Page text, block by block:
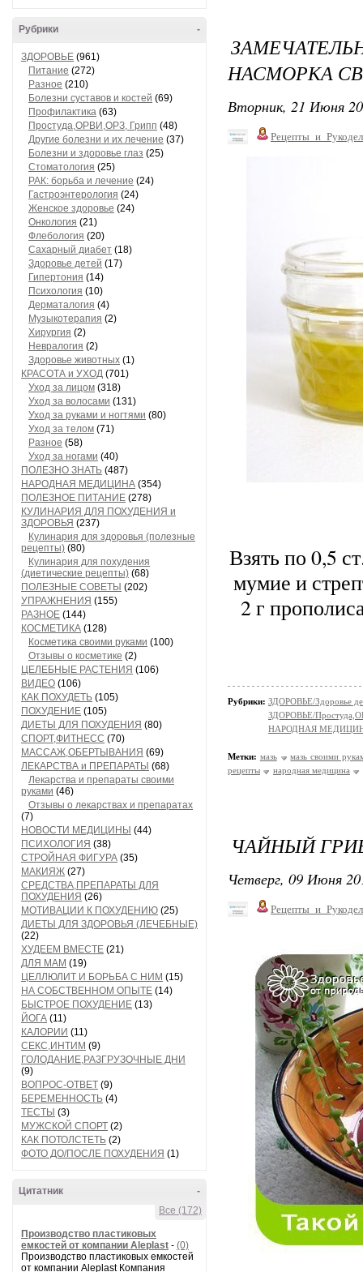
-
Рубрики
ЗДОРОВЬЕ (961)
Питание (272)
Разное (210)
Болезни суставов и костей (69)
Профилактика (63)
Простуда,ОРВИ,ОРЗ, Грипп (48)
Другие болезни и их лечение (37)
Болезни и здоровье глаз (25)
Стоматология (25)
РАК: борьба и лечение (24)
Гастроэнтерология (24)
Женское здоровье (24)
Онкология (21)
Флебология (20)
Сахарный диабет (18)
Здоровье детей (17)
Гипертония (14)
Психология (10)
Дерматалогия (4)
Музыкотерапия (2)
Хирургия (2)
Невралогия (2)
Здоровье животных (1)
КРАСОТА и УХОД (701)
Уход за лицом (318)
Уход за волосами (131)
Уход за руками и ногтями (80)
Уход за телом (71)
Разное (58)
Уход за ногами (40)
ПОЛЕЗНО ЗНАТЬ (487)
НАРОДНАЯ МЕДИЦИНА (354)
ПОЛЕЗНОЕ ПИТАНИЕ (278)
КУЛИНАРИЯ ДЛЯ ПОХУДЕНИЯ и
ЗДОРОВЬЯ (237)
Кулинария для здоровья (полезные
рецепты) (80)
Кулинария для похудения
(диетические рецепты) (68)
ПОЛЕЗНЫЕ СОВЕТЫ (202)
УПРАЖНЕНИЯ (155)
РАЗНОЕ (144)
КОСМЕТИКА (128)
Косметика своими руками (100)
Отзывы о косметике (2)
ЦЕЛЕБНЫЕ РАСТЕНИЯ (106)
ВИДЕО (106)
КАК ПОХУДЕТЬ (105)
ПОХУДЕНИЕ (105)
ДИЕТЫ ДЛЯ ПОХУДЕНИЯ (80)
СПОРТ,ФИТНЕСС (70)
МАССАЖ,ОБЕРТЫВАНИЯ (69)
ЛЕКАРСТВА и ПРЕПАРАТЫ (68)
Лекарства и препараты своими
руками (46)
Отзывы о лекарствах и препаратах
(7)
НОВОСТИ МЕДИЦИНЫ (44)
ПСИХОЛОГИЯ (38)
СТРОЙНАЯ ФИГУРА (35)
МАКИЯЖ (27)
СРЕДСТВА,ПРЕПАРАТЫ ДЛЯ
ПОХУДЕНИЯ (26)
МОТИВАЦИИ К ПОХУДЕНИЮ (25)
ДИЕТЫ ДЛЯ ЗДОРОВЬЯ (ЛЕЧЕБНЫЕ)
(22)
ХУДЕЕМ ВМЕСТЕ (21)
ДЛЯ МАМ (19)
ЦЕЛЛЮЛИТ И БОРЬБА С НИМ (15)
НА СОБСТВЕННОМ ОПЫТЕ (14)
БЫСТРОЕ ПОХУДЕНИЕ (13)
ЙОГА (11)
КАЛОРИИ (11)
СЕКС,ИНТИМ (9)
ГОЛОДАНИЕ,РАЗГРУЗОЧНЫЕ ДНИ
(9)
ВОПРОС-ОТВЕТ (9)
БЕРЕМЕННОСТЬ (4)
ТЕСТЫ (3)
МУЖСКОЙ СПОРТ (2)
КАК ПОТОЛСТЕТЬ (2)
ФОТО ДО/ПОСЛЕ ПОХУДЕНИЯ (1)
-
Цитатник
Все (172)
Производство пластиковых
емкостей от компании Aleplast - (0)
Производство пластиковых емкостей
от компании Aleplast Компания
НАСМОРКА
Вторник, 21 Июня
Взять по 0,5
мумие и
2 г
Рубрики: ЗДОРОВЬЕ/Здоровье
ЗДОРОВЬЕ/
НАРОДНАЯ
Метки: мазь
мазь своими
рецепты
народная медицина
ЧАЙНЫЙ
Четверг, 09 Июня